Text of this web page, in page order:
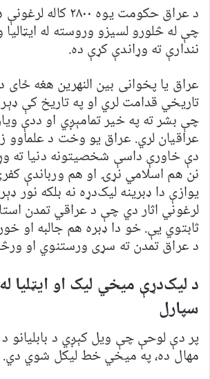
د عراق حکومت یوه ۲۸۰۰
چې له څلورو لسیزو وروسته له
نندارې ته وړاندې کړې ده.
عراق یا پخوانی بین النهرین هغه
تاریخي قدامت لري او په تاریخ کې
چې بشر ته په خیر تمامېږي او ددې
عراقیان لري. عراق یو وخت د علماوو
دې خاورې داسې شخصیتونه دنیا ته
نن هم اسلامي نړۍ او هم ورباندې
یوازې دا ډبرینه لیک‌دړه نه بلکه نور
لرغوني اثار دي چې د عراقي تمدن
ثابتوي یې. خو دا ډبره هم جالبه او
د عراق تمدن ته سړی ورستنوي او
د لیک‌دړې میخي لیک او ایټلیا
سپارل
پر دې لوحې چې ویل کېږي د
مهال ده، په میخي خط لیکل شوي دي.‌